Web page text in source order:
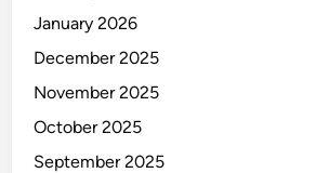
January 2026
December 2025
November 2025
October 2025
September 2025